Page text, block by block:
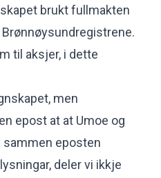
brukt fullmakten
til aksjer, i dette
men
epost at at Umoe og
eposten
deler vi ikkje